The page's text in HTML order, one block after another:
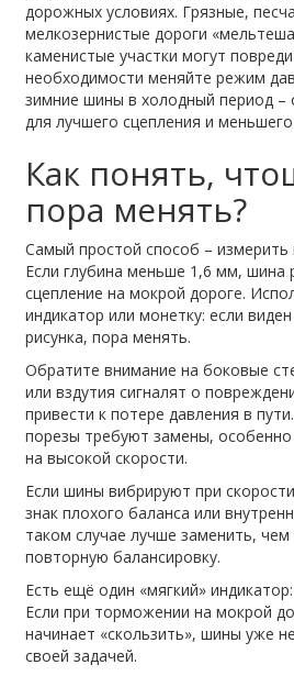
дорожных условиях. Грязные,
мелкозернистые дороги
каменистые участки могут
необходимости меняйте режим
зимние шины в холодный период –
для лучшего сцепления и
Как понять,
пора менять?
Самый простой способ – измерить
Если глубина меньше 1,6 мм, шина
сцепление на мокрой дороге.
индикатор или монетку: если
рисунка, пора менять.
Обратите внимание на боковые
или вздутия сигналят о
привести к потере давления в
порезы требуют замены, особенно
на высокой скорости.
Если шины вибрируют при
знак плохого баланса или
таком случае лучше заменить, чем
повторную балансировку.
Есть ещё один «мягкий»
Если при торможении на мокрой
начинает «скользить», шины уже
своей задачей.